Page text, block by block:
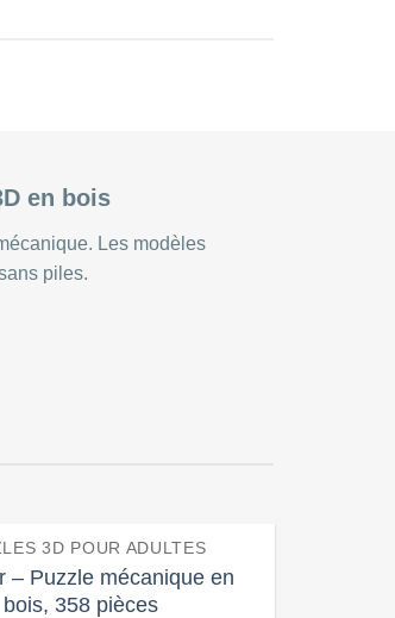
en bois
Les modèles
piles.
3D POUR ADULTES
– Puzzle mécanique en
bois, 358 pièces